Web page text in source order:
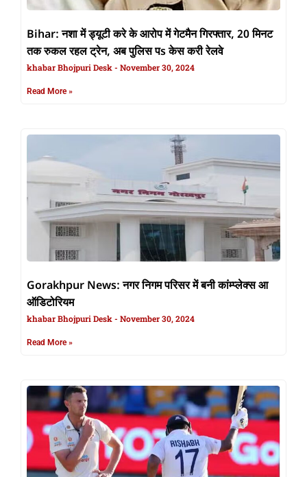
Bihar: नशा में ड्यूटी करे के आरोप में गेटमैन गिरफ्तार, 20 मिनट
तक रुकल रहल ट्रेन, अब पुलिस पs केस करी रेलवे
khabar Bhojpuri Desk November 30, 2024
Read More »
Gorakhpur News: नगर निगम परिसर में बनी कांम्प्लेक्स आ
ऑडिटोरियम
khabar Bhojpuri Desk November 30, 2024
Read More »